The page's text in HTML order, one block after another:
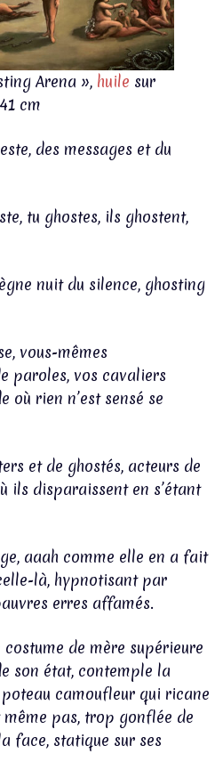
Arena », huile sur
cm
des messages et du
tu ghostes, ils ghostent,
nuit du silence, ghosting
vous-mêmes
paroles, vos cavaliers
où rien n’est sensé se
et de ghostés, acteurs de
ils disparaissent en s’étant
aaah comme elle en a fait
là, hypnotisant par
erres affamés.
de mère supérieure
son état, contemple la
camoufleur qui ricane
pas, trop gonflée de
face, statique sur ses